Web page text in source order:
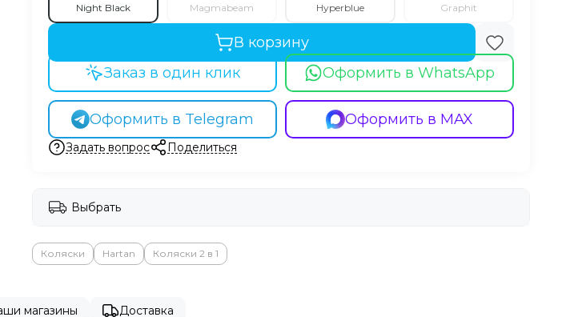
Night Black Magmabeam Hyperblue Graphit
В корзину
Оформить в WhatsApp
Оформить в Telegram Оформить в MAX
Заказ в один клик
Задать вопрос Поделиться
Выбрать
Коляски Hartan Коляски 2 в 1
магазины Доставка